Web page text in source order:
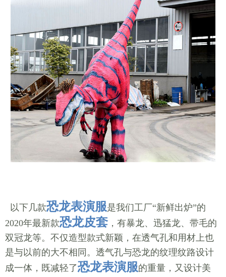
以下几款恐龙表演服是我们工厂“新鲜出炉”的
2020年最新款恐龙皮套，有暴龙、迅猛龙、带毛的
双冠龙等。不仅造型款式新颖，在透气孔和用材上也
是与以前的大不相同。透气孔与恐龙的纹理纹路设计
成一体，既减轻了恐龙表演服的重量，又设计美